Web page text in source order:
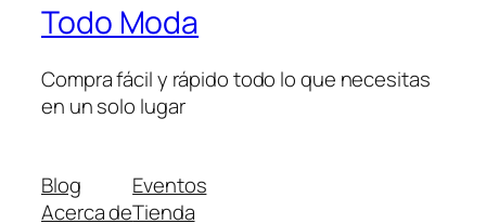
Todo Moda
Compra fácil y rápido todo lo que necesitas
en un solo lugar
Blog
Acerca de
Eventos
Tienda